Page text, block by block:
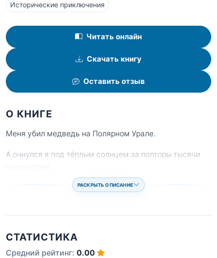
Исторические приключения
Читать онлайн
Скачать книгу
Оставить отзыв
О КНИГЕ
Меня убил медведь на Полярном Урале.
А очнулся я под тёплым солнцем за полторы тысячи
РАСКРЫТЬ ОПИСАНИЕ
СТАТИСТИКА
Средний рейтинг: 0.00